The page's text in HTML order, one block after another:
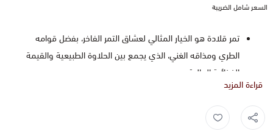
السعر شامل الضريبة
تمر قلادة هو الخيار المثالي لعشاق التمر الفاخر، بفضل قوامه
الطري ومذاقه الغني، الذي يجمع بين الحلاوة الطبيعية والقيمة
الغذائية العالية.
جوزة الطيب علامة بارزة في مجال العطارة و
ومنتجات التجميل والصحة العامة، بتاريخ طويل يزخر بالإنجازات
والتميز في تقديم منتجات ذات جودة عالية وفعالة لعملائها منذ
قراءة المزيد
تمر قلاده , Qalada dates ,